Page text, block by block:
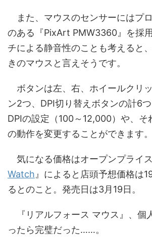
また、マウスのセンサーにはプ
のある『PixArt PMW3360』を採
チによる静音性のことも考えると
きのマウスと言えそうです。
ボタンは左、右、ホイールクリ
ン2つ、DPI切り替えボタンの計6
DPIの設定（100～12,000）や、そ
の動作を変更することができます。
気になる価格はオープンプライ
Watch 』によると店頭予想価格は
るとのこと。発売日は3月19日。
『リアルフォース マウス』、個
ったら完璧だった……。